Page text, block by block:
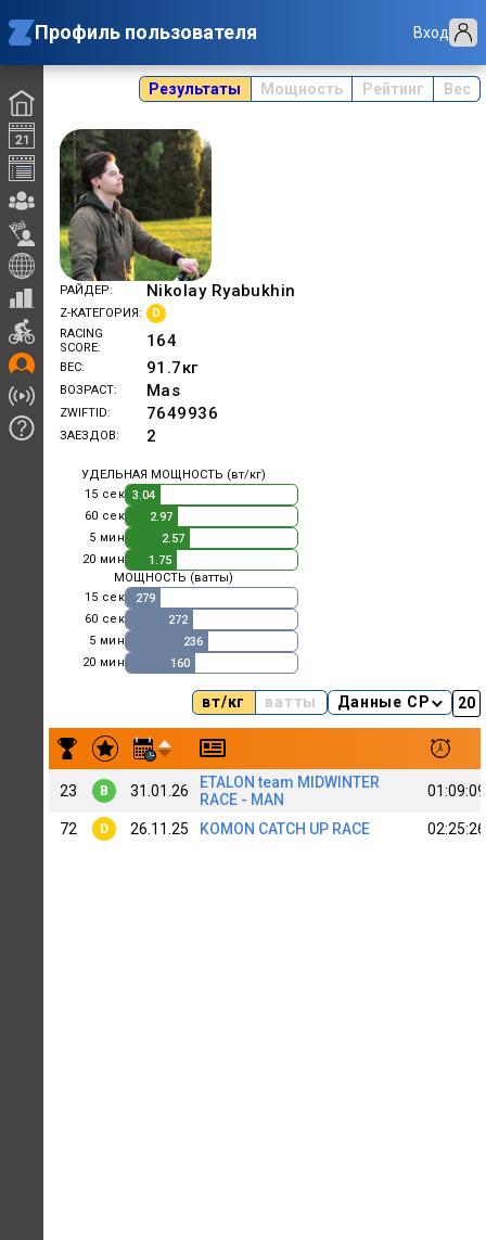
Профиль пользователя Вход
Результаты Мощность Рейтинг Вес
РАЙДЕР Nikolay Ryabukhin
Z-КАТЕГОРИЯ
D
RACING
SCORE
164
ВЕС 91.7кг
ВОЗРАСТ Mas
ZWIFTID 7649936
ЗАЕЗДОВ 2
УДЕЛЬНАЯ МОЩНОСТЬ (вт/кг)
15 сек 3.04
60 сек
2.97
5 мин
2.57
20 мин
1.75
МОЩНОСТЬ (ватты)
15 сек
279
60 сек
272
5 мин
236
20 мин
160
вт/кг ватты Данные CP
Результаты заездов Nikolay Ryabukhin
23 B 31.01.26
ETALON team MIDWINTER
RACE - MAN
01:09:09
72 D 26.11.25 KOMON CATCH UP RACE 02:25:26